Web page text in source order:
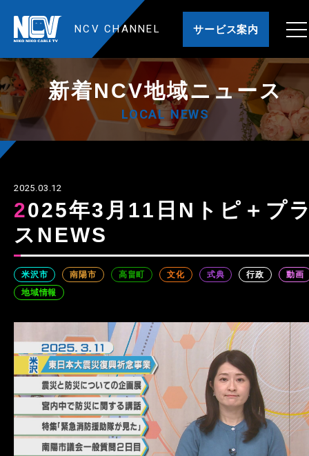
NCV CHANNEL サービス案内
新着NCV地域ニュース
LOCAL NEWS
2025.03.12
2025年3月11日Nトピ＋プラ
スNEWS
米沢市 南陽市 高畠町 文化 式典 行政
動画
地域情報